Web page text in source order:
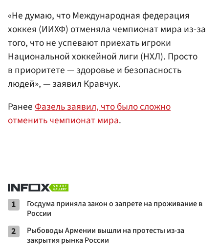
«Не думаю, что Международная федерация
хоккея (ИИХФ) отменяла чемпионат мира из-за
того, что не успевают приехать игроки
Национальной хоккейной лиги (НХЛ). Просто
в приоритете — здоровье и безопасность
людей», — заявил Кравчук.
РанееФазель заявил, что было сложно
отменить чемпионат мира.
1
Госдума приняла закон о запрете на проживание в
России
2
Рыбоводы Армении вышли на протесты из-за
закрытия рынка России